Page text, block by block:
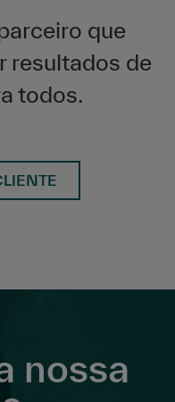
que
resultados de
todos.
nossa